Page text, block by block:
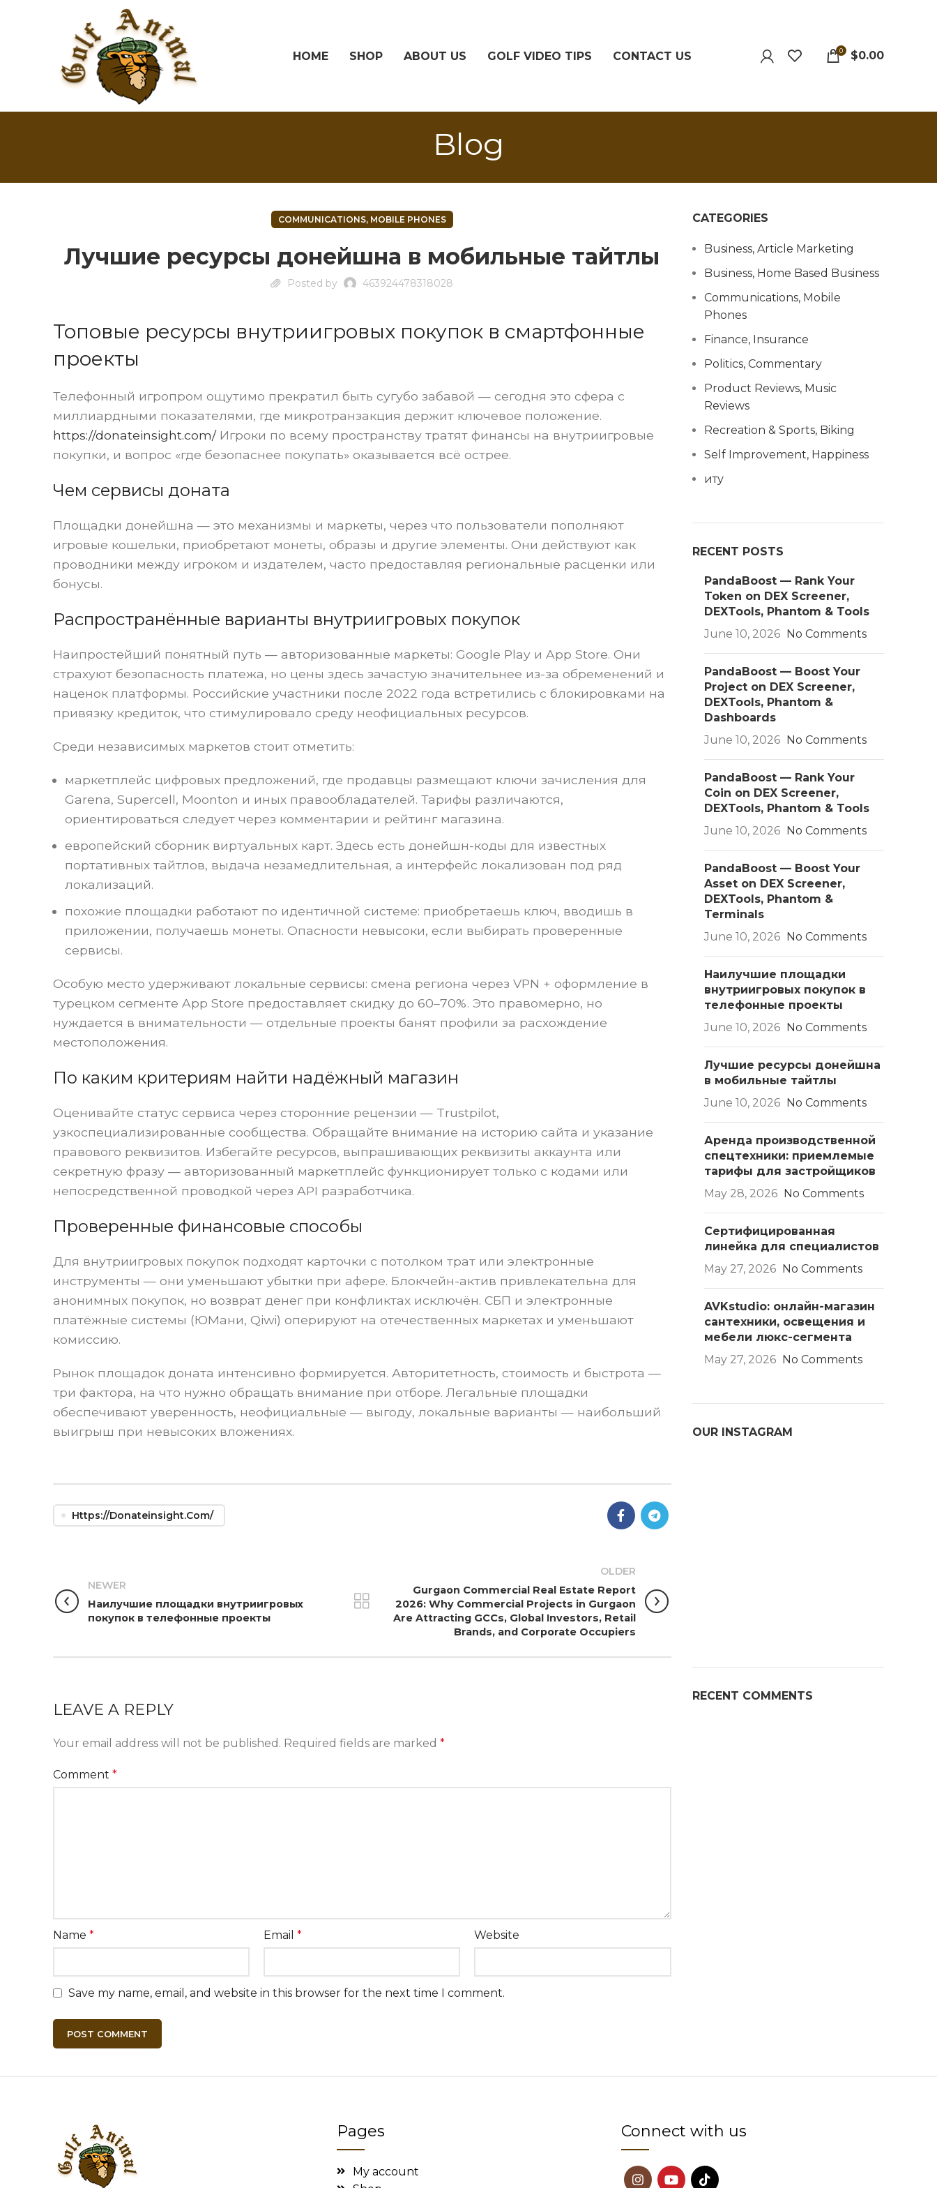
HOME SHOP ABOUT US GOLF VIDEO TIPS CONTACT US 0 $0.00
Blog
COMMUNICATIONS, MOBILE PHONES
Лучшие ресурсы донейшна в мобильные тайтлы
Posted by 463924478318028
Топовые ресурсы внутриигровых покупок в смартфонные
проекты
Телефонный игропром ощутимо прекратил быть сугубо забавой — сегодня это сфера с
миллиардными показателями, где микротранзакция держит ключевое положение.
https://donateinsight.com/Игроки по всему пространству тратят финансы на внутриигровые
покупки, и вопрос «где безопаснее покупать» оказывается всё острее.
Чем сервисы доната
Площадки донейшна — это механизмы и маркеты, через что пользователи пополняют
игровые кошельки, приобретают монеты, образы и другие элементы. Они действуют как
проводники между игроком и издателем, часто предоставляя региональные расценки или
бонусы.
Распространённые варианты внутриигровых покупок
Наипростейший понятный путь — авторизованные маркеты: Google Play и App Store. Они
страхуют безопасность платежа, но цены здесь зачастую значительнее из-за обременений и
наценок платформы. Российские участники после 2022 года встретились с блокировками на
привязку кредиток, что стимулировало среду неофициальных ресурсов.
Среди независимых маркетов стоит отметить:
маркетплейс цифровых предложений, где продавцы размещают ключи зачисления для
Garena, Supercell, Moonton и иных правообладателей. Тарифы различаются,
ориентироваться следует через комментарии и рейтинг магазина.
европейский сборник виртуальных карт. Здесь есть донейшн-коды для известных
портативных тайтлов, выдача незамедлительная, а интерфейс локализован под ряд
локализаций.
похожие площадки работают по идентичной системе: приобретаешь ключ, вводишь в
приложении, получаешь монеты. Опасности невысоки, если выбирать проверенные
сервисы.
Особую место удерживают локальные сервисы: смена региона через VPN + оформление в
турецком сегменте App Store предоставляет скидку до 60–70%. Это правомерно, но
нуждается в внимательности — отдельные проекты банят профили за расхождение
местоположения.
По каким критериям найти надёжный магазин
Оценивайте статус сервиса через сторонние рецензии — Trustpilot,
узкоспециализированные сообщества. Обращайте внимание на историю сайта и указание
правового реквизитов. Избегайте ресурсов, выпрашивающих реквизиты аккаунта или
секретную фразу — авторизованный маркетплейс функционирует только с кодами или
непосредственной проводкой через API разработчика.
Проверенные финансовые способы
Для внутриигровых покупок подходят карточки с потолком трат или электронные
инструменты — они уменьшают убытки при афере. Блокчейн-актив привлекательна для
анонимных покупок, но возврат денег при конфликтах исключён. СБП и электронные
платёжные системы (ЮМани, Qiwi) оперируют на отечественных маркетах и уменьшают
комиссию.
Рынок площадок доната интенсивно формируется. Авторитетность, стоимость и быстрота —
три фактора, на что нужно обращать внимание при отборе. Легальные площадки
обеспечивают уверенность, неофициальные — выгоду, локальные варианты — наибольший
выигрыш при невысоких вложениях.
Https://donateinsight.com/
NEWER
Наилучшие площадки внутриигровых
покупок в телефонные проекты
OLDER
Gurgaon Commercial Real Estate Report
2026: Why Commercial Projects in Gurgaon
Are Attracting GCCs, Global Investors, Retail
Brands, and Corporate Occupiers
LEAVE A REPLY
Your email address will not be published. Required fields are marked *
Comment *
Name * Email* Website
Save my name, email, and website in this browser for the next time I comment.
CATEGORIES
Business, Article Marketing
Business, Home Based Business
Communications, Mobile
Phones
Finance, Insurance
Politics, Commentary
Product Reviews, Music
Reviews
Recreation & Sports, Biking
Self Improvement, Happiness
иту
RECENT POSTS
PandaBoost — Rank Your
Token on DEX Screener,
DEXTools, Phantom & Tools
June 10, 2026 No Comments
PandaBoost — Boost Your
Project on DEX Screener,
DEXTools, Phantom &
Dashboards
June 10, 2026 No Comments
PandaBoost — Rank Your
Coin on DEX Screener,
DEXTools, Phantom & Tools
June 10, 2026 No Comments
PandaBoost — Boost Your
Asset on DEX Screener,
DEXTools, Phantom &
Terminals
June 10, 2026 No Comments
Наилучшие площадки
внутриигровых покупок в
телефонные проекты
June 10, 2026 No Comments
Лучшие ресурсы донейшна
в мобильные тайтлы
June 10, 2026 No Comments
Аренда производственной
спецтехники: приемлемые
тарифы для застройщиков
May 28, 2026 No Comments
Сертифицированная
линейка для специалистов
May 27, 2026 No Comments
AVKstudio: онлайн-магазин
сантехники, освещения и
мебели люкс-сегмента
May 27, 2026 No Comments
OUR INSTAGRAM
RECENT COMMENTS
Pages
My account
Connect with us